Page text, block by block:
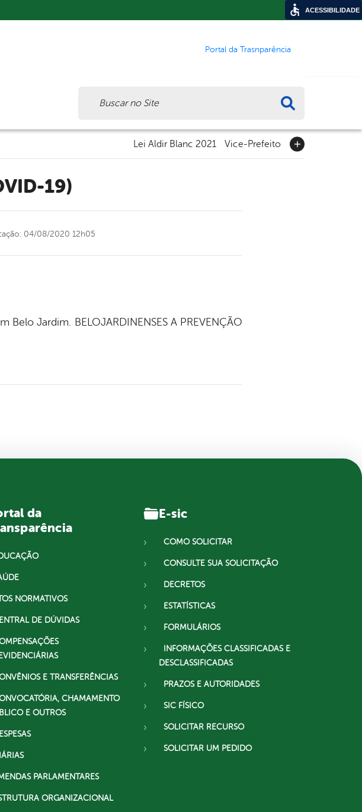
Portal da Trasnparência
Lei Aldir Blanc 2021 Vice-Prefeito
19)
04/08/2020 12h05
Jardim. BELOJARDINENSES A PREVENÇÃO
da
NORMATIVOS
DE DÚVIDAS
E TRANSFERÊNCIAS
CHAMAMENTO
E OUTROS
PARLAMENTARES
ORGANIZACIONAL
E-sic
COMO SOLICITAR
CONSULTE SUA SOLICITAÇÃO
DECRETOS
ESTATÍSTICAS
FORMULÁRIOS
INFORMAÇÕES CLASSIFICADAS E
DESCLASSIFICADAS
PRAZOS E AUTORIDADES
SIC FÍSICO
SOLICITAR RECURSO
SOLICITAR UM PEDIDO
ACESSIBILIDADE